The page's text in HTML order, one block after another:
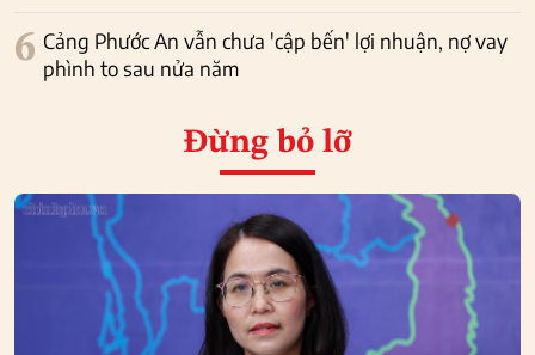
6 Cảng Phước An vẫn chưa 'cập bến' lợi nhuận, nợ vay
phình to sau nửa năm
Đừng bỏ lỡ